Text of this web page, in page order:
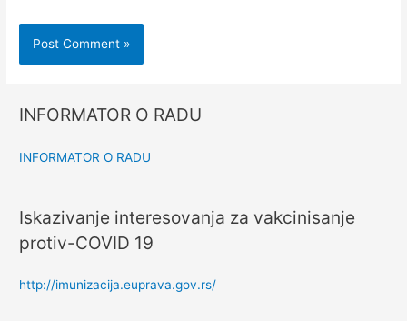
INFORMATOR O RADU
INFORMATOR O RADU
Iskazivanje interesovanja za vakcinisanje
protiv-COVID 19
http://imunizacija.euprava.gov.rs/